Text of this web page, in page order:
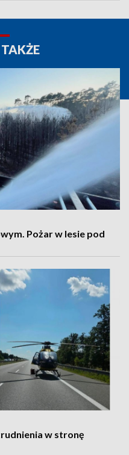
Pożar w lesie pod
w stronę